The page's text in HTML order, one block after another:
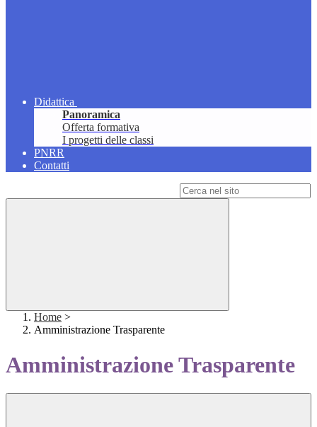
Didattica
Panoramica
Offerta formativa
I progetti delle classi
PNRR
Contatti
Home >
Amministrazione Trasparente
Amministrazione Trasparente